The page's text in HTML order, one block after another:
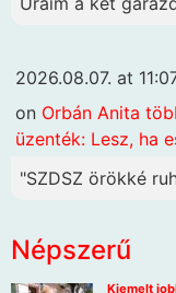
2026.08.07. at
on Orbán Anita
üzenték: Lesz, ha
"SZDSZ örökké
Népszerű